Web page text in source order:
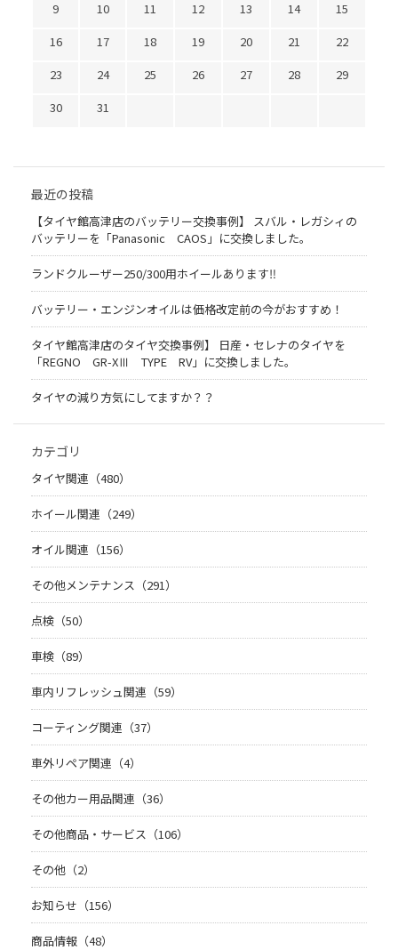
9 10 11 12 13 14
15
16
17 18 19 20 21
22
23
24 25 26 27 28
29
30
31
最近の投稿
【タイヤ館高津店のバッテリー交換事例】 スバル・レガシィの
バッテリーを「Panasonic CAOS」に交換しました。
ランドクルーザー250/300用ホイールあります‼
バッテリー・エンジンオイルは価格改定前の今がおすすめ！
タイヤ館高津店のタイヤ交換事例】 日産・セレナのタイヤを
「REGNO GR-XⅢ TYPE RV」に交換しました。
タイヤの減り方気にしてますか？？
カテゴリ
タイヤ関連（480）
ホイール関連（249）
オイル関連（156）
その他メンテナンス（291）
点検（50）
車検（89）
車内リフレッシュ関連（59）
コーティング関連（37）
車外リペア関連（4）
その他カー用品関連（36）
その他商品・サービス（106）
その他（2）
お知らせ（156）
商品情報（48）